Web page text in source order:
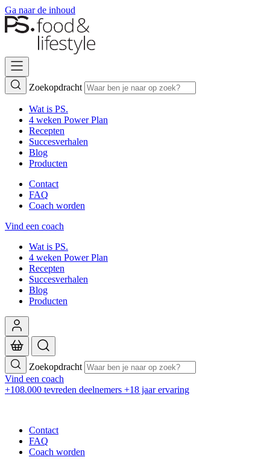
Ga naar de inhoud
Zoekopdracht
Wat is PS.
4 weken Power Plan
Recepten
Succesverhalen
Blog
Producten
Contact
FAQ
Coach worden
Vind een coach
Wat is PS.
4 weken Power Plan
Recepten
Succesverhalen
Blog
Producten
Zoekopdracht
Vind een coach
+108.000 tevreden deelnemers +18 jaar ervaring
Contact
FAQ
Coach worden